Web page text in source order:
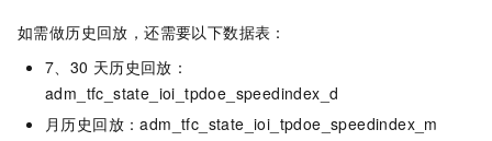
如需做历史回放，还需要以下数据表：
7、30 天历史回放：
adm_tfc_state_ioi_tpdoe_speedindex_d
月历史回放：adm_tfc_state_ioi_tpdoe_speedindex_m